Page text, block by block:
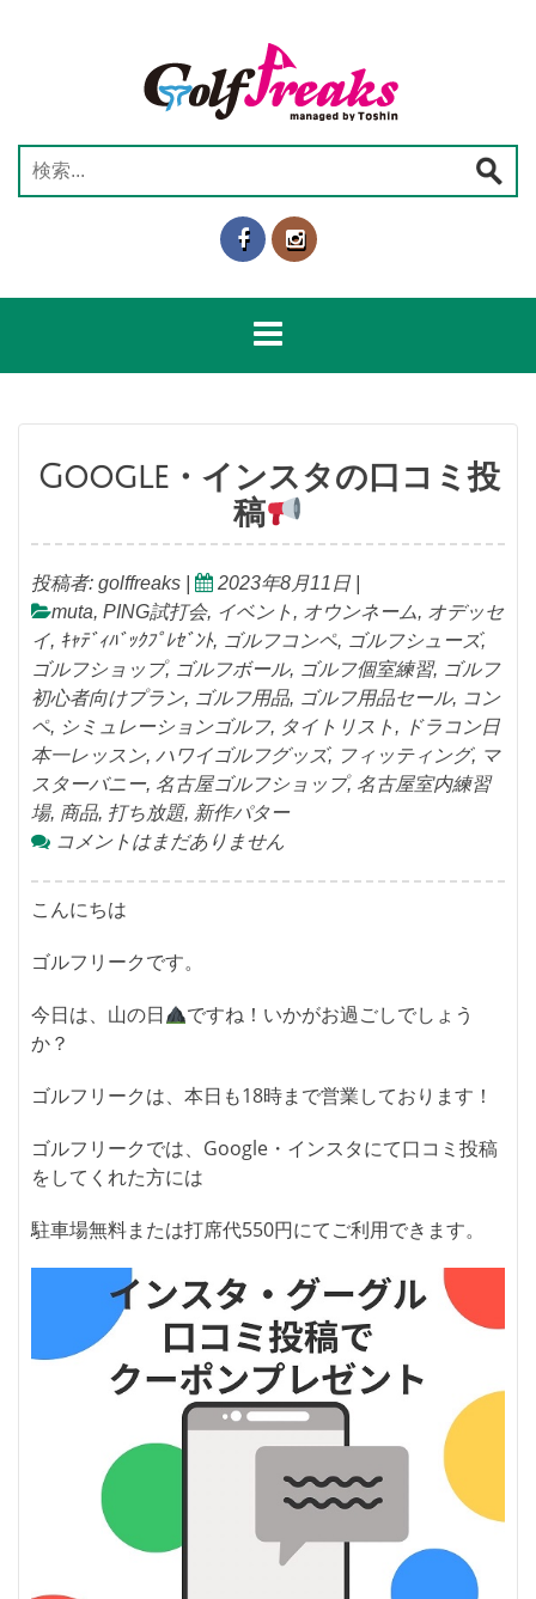
検
索:
Google・インスタの口コミ投
稿
投稿者: golffreaks 2023年8月11日
muta, PING試打会, イベント , オウンネーム, オデッセ
イ, ｷｬﾃﾞｨﾊﾞｯｸﾌﾟﾚｾﾞﾝﾄ, ゴルフコンペ, ゴルフシューズ,
ゴルフショップ, ゴルフボール, ゴルフ個室練習, ゴルフ
初心者向けプラン, ゴルフ用品, ゴルフ用品セール, コン
ペ, シミュレーションゴルフ, タイトリスト ,
ドラコン日
本一レッスン, ハワイゴルフグッズ, フィッティング, マ
スターバニー, 名古屋ゴルフショップ, 名古屋室内練習
場, 商品, 打ち放題, 新作パター
コメントはまだありません
こんにちは
ゴルフリークです。
今日は、山の日
ですね！いかがお過ごしでしょう
か？
ゴルフリークは、本日も18時まで営業しております！
ゴルフリークでは、Google・インスタにて口コミ投稿
をしてくれた方には
駐車場無料または打席代550円にてご利用できます。